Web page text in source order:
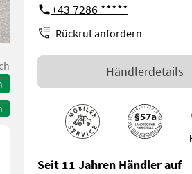
+43 7286 *****
Rückruf anfordern
Händlerdetails
Seit 11 Jahren Händler auf